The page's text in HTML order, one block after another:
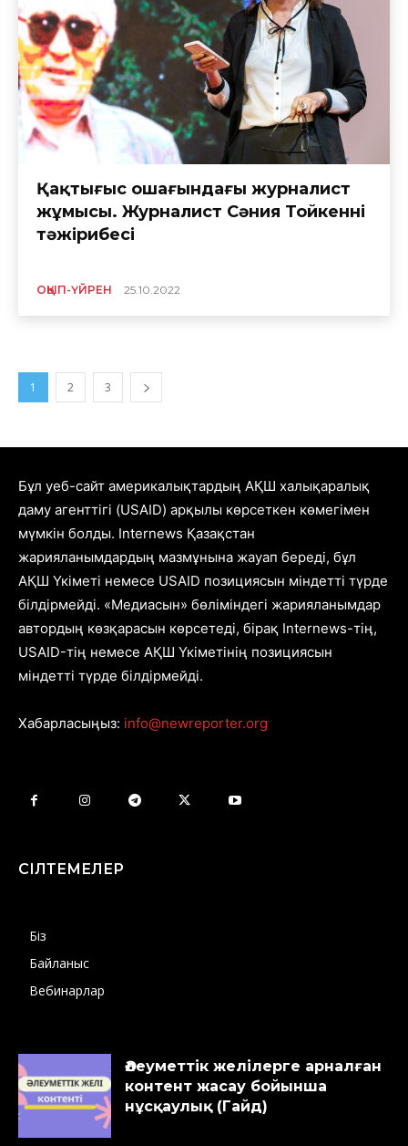
Қақтығыс ошағындағы журналист
жұмысы. Журналист Сәния Тойкеннің
тәжірибесі
ОҚЫП-ҮЙРЕН 25.10.2022
1 2 3
Бұл уеб-сайт америкалықтардың АҚШ халықаралық
даму агенттігі (USAID) арқылы көрсеткен көмегімен
мүмкін болды. Internews Қазақстан
жарияланымдардың мазмұнына жауап береді, бұл
АҚШ Үкіметі немесе USAID позициясын міндетті түрде
білдірмейді. «Медиасын» бөліміндегі жарияланымдар
автордың көзқарасын көрсетеді, бірақ Internews-тің,
USAID-тің немесе АҚШ Үкіметінің позициясын
міндетті түрде білдірмейді.
Хабарласыңыз: info@newreporter.org
СІЛТЕМЕЛЕР
Біз
Байланыс
Вебинарлар
Әлеуметтік желілерге арналған
контент жасау бойынша
нұсқаулық (Гайд)